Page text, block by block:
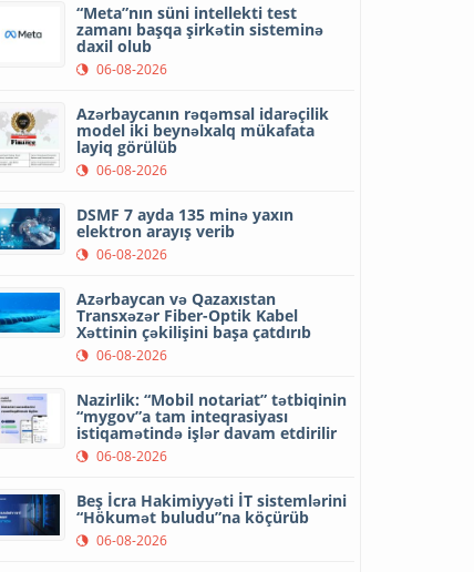
“Meta”nın süni intellekti test
zamanı başqa şirkətin sisteminə
daxil olub
06-08-2026
Azərbaycanın rəqəmsal idarəçilik
model iki beynəlxalq mükafata
layiq görülüb
06-08-2026
DSMF 7 ayda 135 minə yaxın
elektron arayış verib
06-08-2026
Azərbaycan və Qazaxıstan
Transxəzər Fiber-Optik Kabel
Xəttinin çəkilişini başa çatdırıb
06-08-2026
Nazirlik: “Mobil notariat” tətbiqinin
“mygov”a tam inteqrasiyası
istiqamətində işlər davam etdirilir
06-08-2026
Beş İcra Hakimiyyəti İT sistemlərini
“Hökumət buludu”na köçürüb
06-08-2026